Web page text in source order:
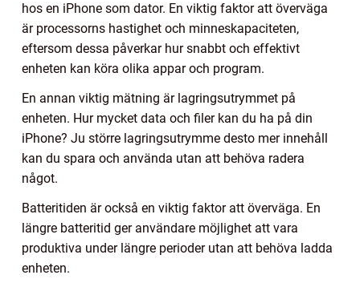
hos en iPhone som dator. En viktig faktor att överväga
är processorns hastighet och minneskapaciteten,
eftersom dessa påverkar hur snabbt och effektivt
enheten kan köra olika appar och program.
En annan viktig mätning är lagringsutrymmet på
enheten. Hur mycket data och filer kan du ha på din
iPhone? Ju större lagringsutrymme desto mer innehåll
kan du spara och använda utan att behöva radera
något.
Batteritiden är också en viktig faktor att överväga. En
längre batteritid ger användare möjlighet att vara
produktiva under längre perioder utan att behöva ladda
enheten.